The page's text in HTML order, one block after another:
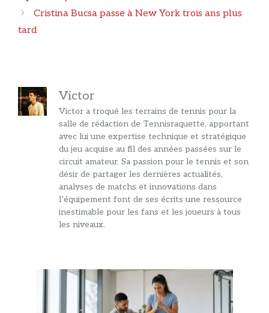
articles
Cristina Bucsa passe à New York trois ans plus
tard
Victor
Victor a troqué les terrains de tennis pour la
salle de rédaction de Tennisraquette, apportant
avec lui une expertise technique et stratégique
du jeu acquise au fil des années passées sur le
circuit amateur. Sa passion pour le tennis et son
désir de partager les dernières actualités,
analyses de matchs et innovations dans
l’équipement font de ses écrits une ressource
inestimable pour les fans et les joueurs à tous
les niveaux.